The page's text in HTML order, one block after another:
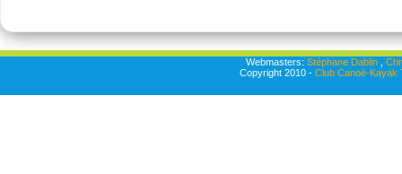
Webmasters: Stéphane Dablin,
Copyright 2010 - Club Canoë-Kayak